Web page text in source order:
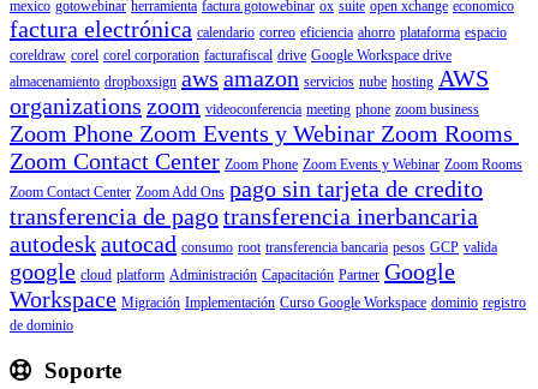
mexico gotowebinar herramienta factura gotowebinar ox suite open xchange economico
factura electrónica calendario correo eficiencia ahorro plataforma espacio
coreldraw corel corel corporation facturafiscal drive Google Workspace drive
almacenamiento dropboxsign aws amazon servicios nube hosting AWS
organizations zoom videoconferencia meeting phone zoom business
Zoom Phone Zoom Events y Webinar Zoom Rooms
Zoom Contact Center Zoom Phone Zoom Events y Webinar Zoom Rooms
Zoom Contact Center Zoom Add Ons pago sin tarjeta de credito
transferencia de pagotransferencia inerbancaria
autodeskautocad consumo root transferencia bancaria pesos GCP valida
google cloud platform Administración Capacitación Partner Google
Workspace Migración Implementación Curso Google Workspace dominio registro
de dominio
Soporte